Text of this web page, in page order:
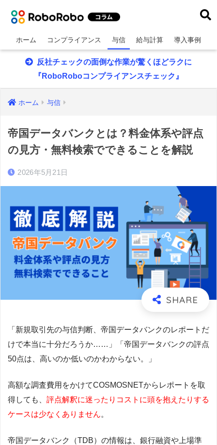
ホーム コンプライアンス 与信 給与計算 導入事例
反社チェックの面倒な作業が驚くほどラクに
『RoboRoboコンプライアンスチェック』
ホーム 与信
帝国データバンクとは？料金体系や評点
の見方・無料検索でできることを解説
2026年5月21日
「新規取引先の与信判断、帝国データバンクのレポートだ
けで本当に十分だろうか……」
「帝国データバンクの評点
50点は、高いのか低いのかわからない。」
高額な調査費用をかけてCOSMOSNETからレポートを取
得しても、 評点解釈に迷ったりコストに頭を抱えたりする
ケースは少なくありません。
帝国データバンク（TDB）の情報は、銀行融資や上場準